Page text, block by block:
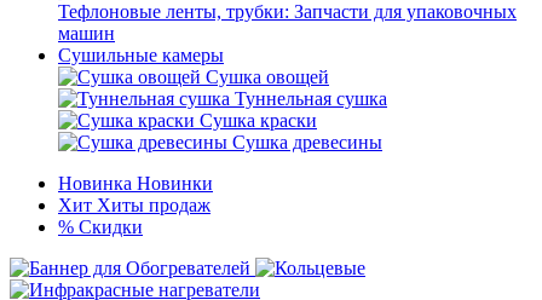
Тефлоновые ленты, трубки: Запчасти для упаковочных
машин
Сушильные камеры
Сушка овощей
Туннельная сушка
Сушка краски
Сушка древесины
Новинка Новинки
Хит Хиты продаж
% Скидки